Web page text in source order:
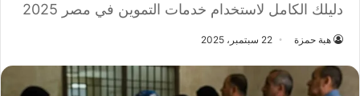
دليلك الكامل لاستخدام خدمات التموين في مصر 2025
هبة حمزة 22 سبتمبر، 2025